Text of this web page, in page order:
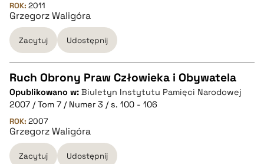
pobierz cytat
BIBTEX
pobierz cytat
ROK: 2011
Grzegorz Waligóra
Zacytuj Udostępnij
CZYSTY TEKST
pobierz cytat
Ruch Obrony Praw Człowieka i Obywatela
Opublikowano w: Biuletyn Instytutu Pamięci Narodowej
2007 / Tom 7 / Numer 3 / s. 100 - 106
ROK: 2007
Grzegorz Waligóra
Zacytuj Udostępnij